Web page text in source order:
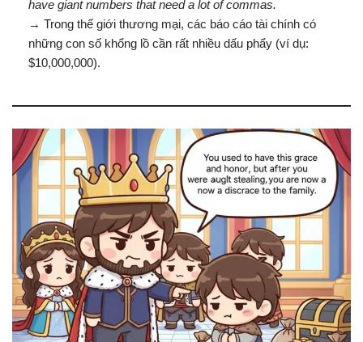
have giant numbers that need a lot of commas.
→ Trong thế giới thương mại, các báo cáo tài chính có
những con số khổng lồ cần rất nhiều dấu phẩy (ví dụ:
$10,000,000).